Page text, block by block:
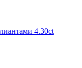
4.30ct